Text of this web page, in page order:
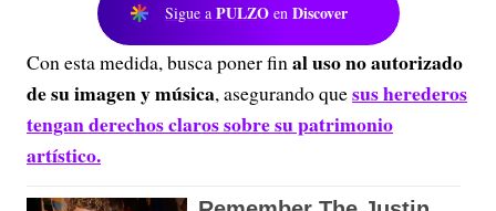
Sigue a PULZO en Discover
Con esta medida, busca poner final uso no autorizado
de su imagen y música, asegurando quesus herederos
tengan derechos claros sobre su patrimonio
artístico.